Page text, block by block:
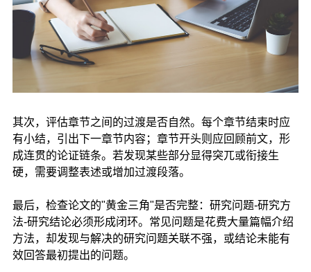
其次，评估章节之间的过渡是否自然。每个章节结束时应
有小结，引出下一章节内容；章节开头则应回顾前文，形
成连贯的论证链条。若发现某些部分显得突兀或衔接生
硬，需要调整表述或增加过渡段落。
最后，检查论文的"黄金三角"是否完整：研究问题-研究方
法-研究结论必须形成闭环。常见问题是花费大量篇幅介绍
方法，却发现与解决的研究问题关联不强，或结论未能有
效回答最初提出的问题。